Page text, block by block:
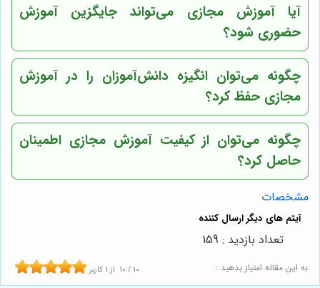
آیا آموزش مجازی می‌تواند جایگزین آموزش
حضوری شود؟
چگونه می‌توان انگیزه دانش‌آموزان را در آموزش
مجازی حفظ کرد؟
چگونه می‌توان از کیفیت آموزش مجازی اطمینان
حاصل کرد؟
مشخصات
به این مقاله امتیاز بدهید : 10 / 10 از 1 کاربر
تعداد بازدید : 159